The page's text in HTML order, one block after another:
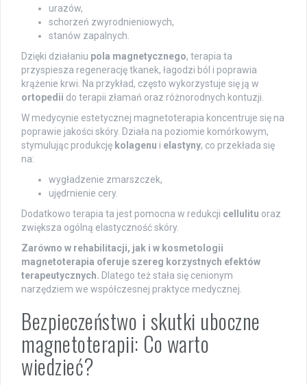
urazów,
schorzeń zwyrodnieniowych,
stanów zapalnych.
Dzięki działaniu pola magnetycznego, terapia ta
przyspiesza regenerację tkanek, łagodzi ból i poprawia
krążenie krwi. Na przykład, często wykorzystuje się ją w
ortopedii do terapii złamań oraz różnorodnych kontuzji.
W medycynie estetycznej magnetoterapia koncentruje się na
poprawie jakości skóry. Działa na poziomie komórkowym,
stymulując produkcję kolagenu i elastyny, co przekłada się
na:
wygładzenie zmarszczek,
ujędrnienie cery.
Dodatkowo terapia ta jest pomocna w redukcji cellulitu oraz
zwiększa ogólną elastyczność skóry.
Zarówno w rehabilitacji, jak i w kosmetologii
magnetoterapia oferuje szereg korzystnych efektów
terapeutycznych. Dlatego też stała się cenionym
narzędziem we współczesnej praktyce medycznej.
Bezpieczeństwo i skutki uboczne
magnetoterapii: Co warto
wiedzieć?